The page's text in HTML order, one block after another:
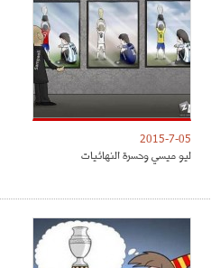
2015-7-05
ليو ميسي وحسرة النهائيات